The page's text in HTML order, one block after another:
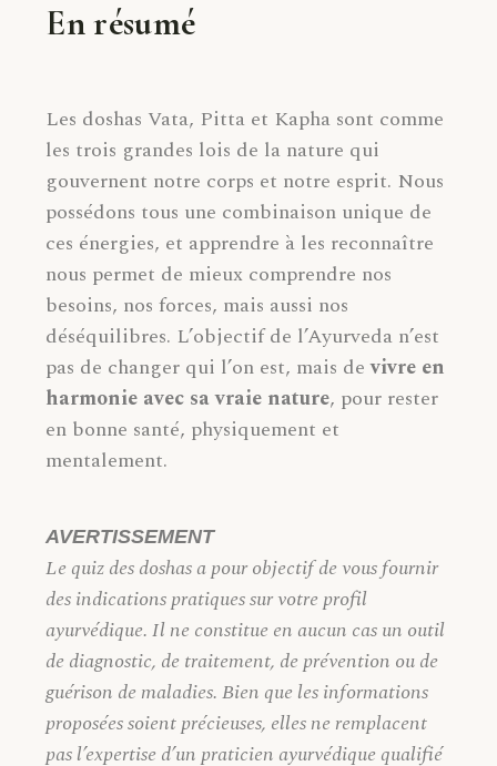
En résumé
Les doshas Vata, Pitta et Kapha sont comme
les trois grandes lois de la nature qui
gouvernent notre corps et notre esprit. Nous
possédons tous une combinaison unique de
ces énergies, et apprendre à les reconnaître
nous permet de mieux comprendre nos
besoins, nos forces, mais aussi nos
déséquilibres. L’objectif de l’Ayurveda n’est
pas de changer qui l’on est, mais devivre en
harmonie avec sa vraie nature, pour rester
en bonne santé, physiquement et
mentalement.
AVERTISSEMENT
Le quiz des doshas a pour objectif de vous fournir
des indications pratiques sur votre profil
ayurvédique. Il ne constitue en aucun cas un outil
de diagnostic, de traitement, de prévention ou de
guérison de maladies. Bien que les informations
proposées soient précieuses, elles ne remplacent
pas l’expertise d’un praticien ayurvédique qualifié